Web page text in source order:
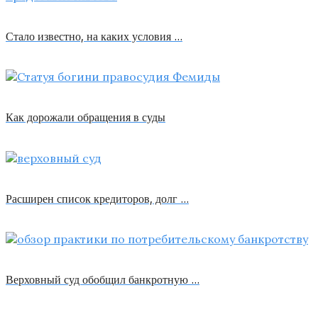
Стало известно, на каких условия …
Как дорожали обращения в суды
Расширен список кредиторов, долг …
Верховный суд обобщил банкротную …